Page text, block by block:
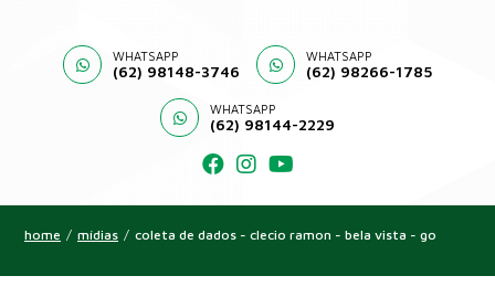
WHATSAPP
(62) 98148-3746
WHATSAPP
(62) 98266-1785
WHATSAPP
(62) 98144-2229
home / mídias / coleta de dados - clecio ramon - bela vista - go